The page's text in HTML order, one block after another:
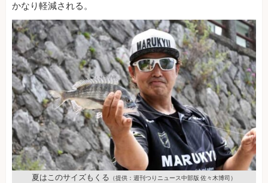
かなり軽減される。
夏はこのサイズもくる （提供：週刊つりニュース中部版 佐々木博司）